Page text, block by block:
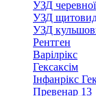
УЗД
УЗД
УЗД
Рентген
Варілрікс
Гексаксім
Інфанрікс
Превенар 13